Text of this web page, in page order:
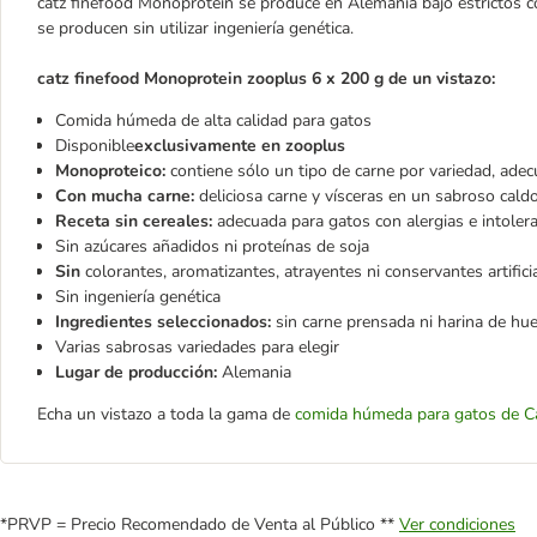
se producen sin utilizar ingeniería genética.
catz finefood Monoprotein zooplus 6 x 200 g de un vistazo:
Comida húmeda de alta calidad para gatos
Disponibleexclusivamente en zooplus
Monoproteico: contiene sólo un tipo de carne por variedad,
Con mucha carne: deliciosa carne y vísceras en un sabroso
Receta sin cereales: adecuada para gatos con alergias e
Sin azúcares añadidos ni proteínas de soja
Sin colorantes, aromatizantes, atrayentes ni conservantes
Sin ingeniería genética
Ingredientes seleccionados: sin carne prensada ni harina de
Varias sabrosas variedades para elegir
Lugar de producción: Alemania
Echa un vistazo a toda la gama de comida húmeda para gatos de
*PRVP = Precio Recomendado de Venta al Público ** Ver condiciones